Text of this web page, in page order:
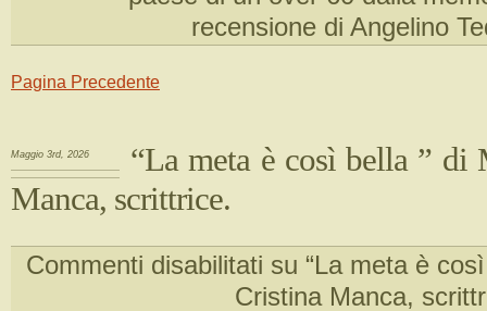
recensione di Angelino
Pagina Precedente
Maggio 3rd, 2026
“La meta è così bella ” di
Manca, scrittrice.
Commenti disabilitati su “La meta è
Cristina Manca,